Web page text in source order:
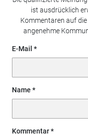
ist ausdrücklich
Kommentaren auf
angenehme
E-Mail
Name
Kommentar